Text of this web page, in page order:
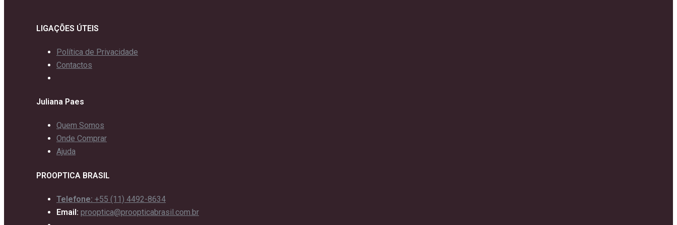
LIGAÇÕES ÚTEIS
Política de Privacidade
Contactos
Juliana Paes
Quem Somos
Onde Comprar
Ajuda
PROOPTICA BRASIL
Telefone: +55 (11) 4492-8634
Email: prooptica@proopticabrasil.com.br